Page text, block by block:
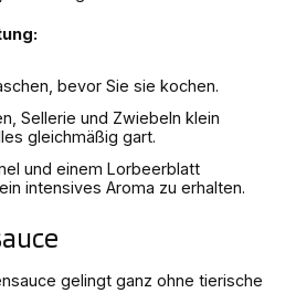
bevor Sie sie kochen.
Sellerie und Zwiebeln klein
gleichmäßig gart.
und einem Lorbeerblatt
intensives Aroma zu erhalten.
gelingt ganz ohne tierische